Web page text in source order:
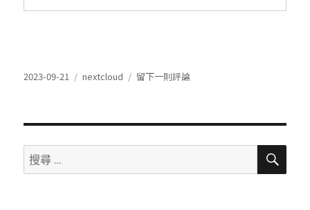
發
2023-09-21
分
nextcloud 留下一則評論在
搜
尋：
搜